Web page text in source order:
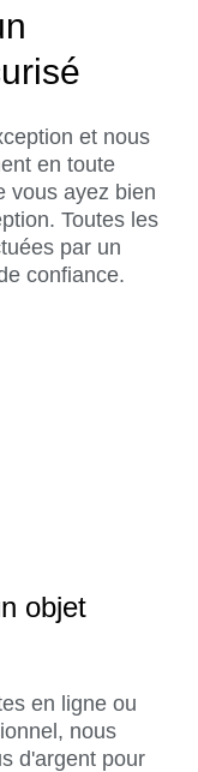
et nous
en toute
vous ayez bien
Toutes les
par un
confiance.
objet
en ligne ou
nous
d'argent pour